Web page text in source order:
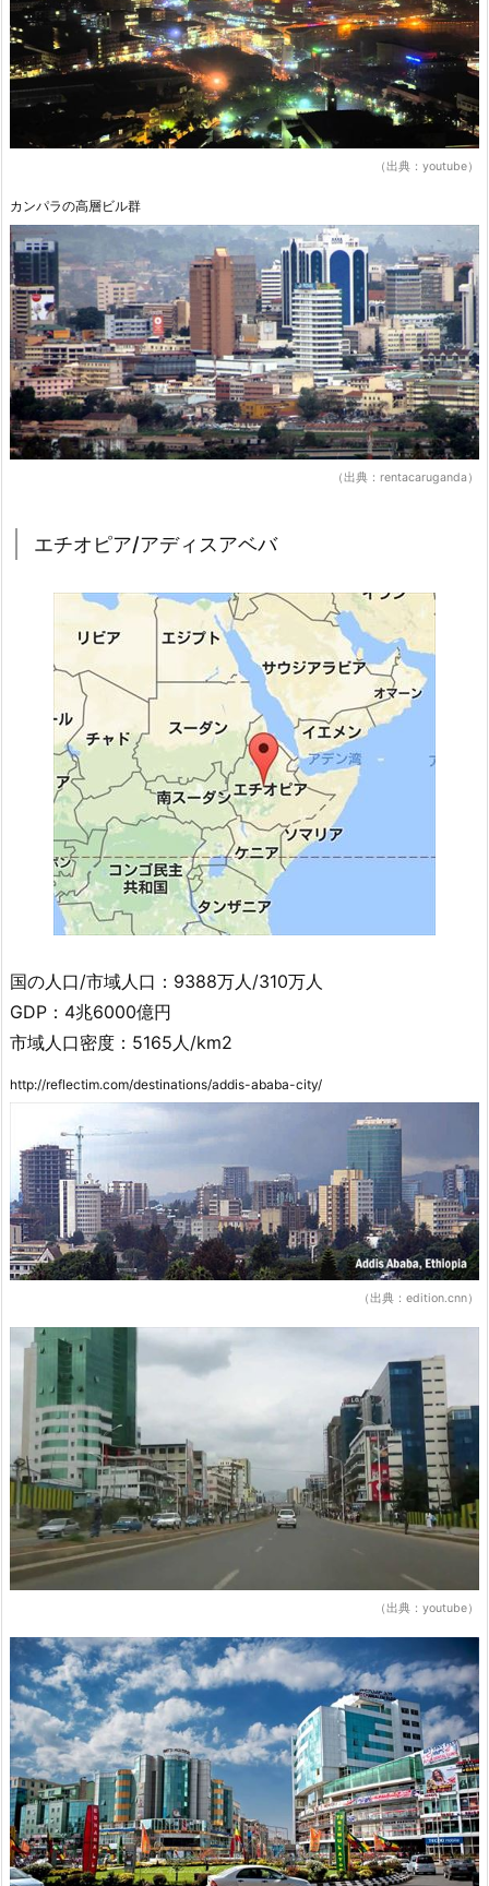
（出典：youtube）
カンパラの高層ビル群
（出典：rentacaruganda）
エチオピア/アディスアベバ
国の人口/市域人口：9388万人/310万人
GDP：4兆6000億円
市域人口密度：5165人/km2
http://reflectim.com/destinations/addis-ababa-city/
（出典：edition.cnn）
（出典：youtube）